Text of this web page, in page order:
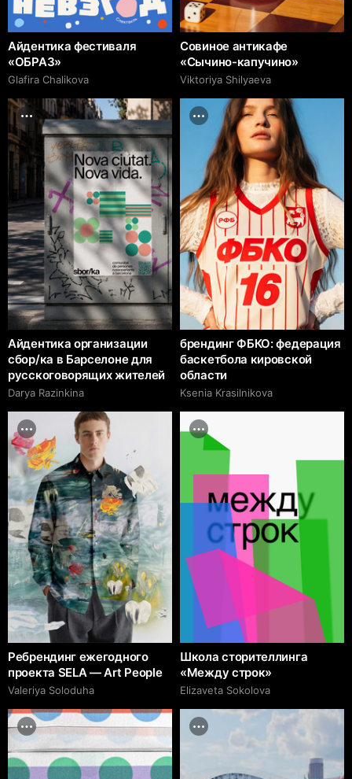
Айдентика фестиваля
«ОБРАЗ»
Glafira Chalikova
Совиное антикафе
«Сычино-капучино»
Viktoriya Shilyaeva
Айдентика организации
сбор/ка в Барселоне для
русскоговорящих жителей
Darya Razinkina
брендинг ФБКО: федерация
баскетбола кировской
области
Ksenia Krasilnikova
Ребрендинг ежегодного
проекта SELA — Art People
Valeriya Soloduha
Школа сторителлинга
«Между строк»
Elizaveta Sokolova